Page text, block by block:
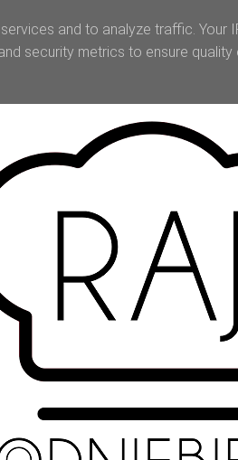
and to analyze traffic. Your
security metrics to ensure